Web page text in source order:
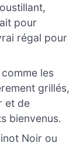
pour
régal pour
les
grillés,
et de
bienvenus.
Noir ou